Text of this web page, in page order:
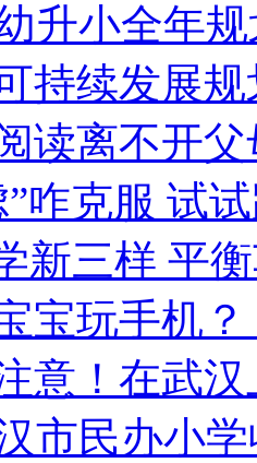
升小全年
持续发展
读离不开
咋克服 试
新三样 平
宝玩手机
意！在武
市民办小